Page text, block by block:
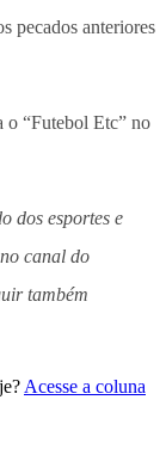
pecados anteriores
o “Futebol Etc” no
dos esportes e
canal do
também
Acesse a coluna